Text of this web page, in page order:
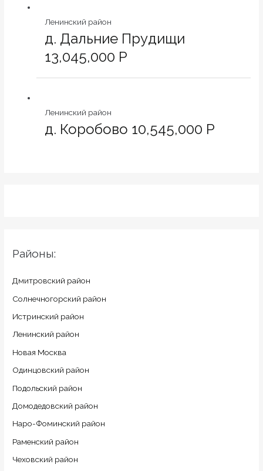
Районы:
Дмитровский район
Солнечногорский район
Истринский район
Ленинский район
Новая Москва
Одинцовский район
Подольский район
Домодедовский район
Наро-Фоминский район
Раменский район
Чеховский район
Ленинский район
д. Дальние Прудищи
13,045,000 Р
Ленинский район
д. Коробово 10,545,000 Р